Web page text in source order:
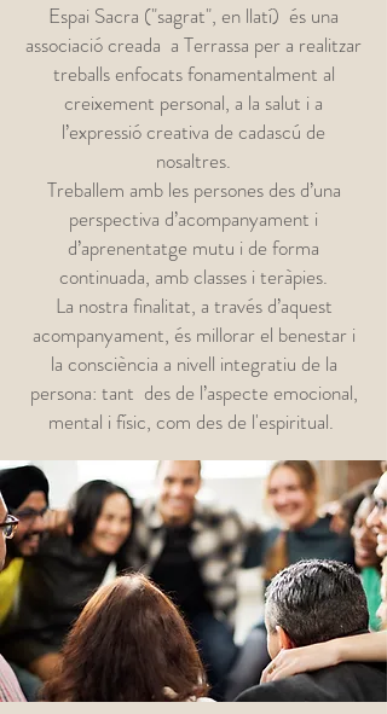
Espai Sacra ("sagrat", en llatí) és una
associació creada a Terrassa per a realitzar
treballs enfocats fonamentalment al
creixement personal, a la salut i a
l’expressió creativa de cadascú de
nosaltres.
Treballem amb les persones des d’una
perspectiva d’acompanyament i
d’aprenentatge mutu i de forma
continuada, amb classes i teràpies.
La nostra finalitat, a través d’aquest
acompanyament, és millorar el benestar i
la consciència a nivell integratiu de la
persona: tant des de l’aspecte emocional,
mental i físic, com des de l'espiritual.